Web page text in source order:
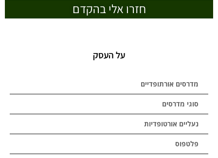
חזרו אלי בהקדם
על העסק
מדרסים אורתופדיים
סוגי מדרסים
נעליים אורטופדיות
פלטפוס